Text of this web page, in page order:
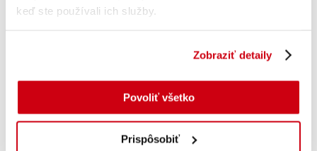
keď ste používali ich služby.
Zobraziť detaily
Povoliť všetko
Prispôsobiť
0.48€ s DPH